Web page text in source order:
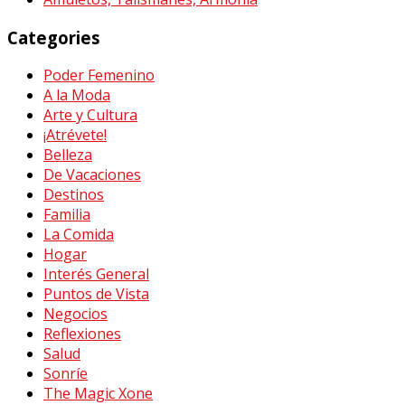
Categories
Poder Femenino
A la Moda
Arte y Cultura
¡Atrévete!
Belleza
De Vacaciones
Destinos
Familia
La Comida
Hogar
Interés General
Puntos de Vista
Negocios
Reflexiones
Salud
Sonríe
The Magic Xone